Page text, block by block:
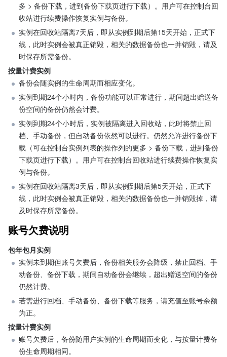
多 > 备份下载，进到备份下载页进行下载）。用户可在控制台回
收站进行续费操作恢复实例与备份。
实例在回收站隔离7天后，即从实例到期后第15天开始，正式下
线，此时实例会被真正销毁，相关的数据备份也一并销毁，请及
时保存所需备份。
按量计费实例
备份会随实例的生命周期而相应变化。
实例到期24个小时内，备份功能可以正常进行，期间超出赠送备
份空间的备份仍然会计费。
实例到期24个小时后，实例被隔离进入回收站，此时将禁止回
档、手动备份，但自动备份依然可以进行。仍然允许进行备份下
载（可在控制台实例列表的操作列的更多 > 备份下载，进到备份
下载页进行下载）。用户可在控制台回收站进行续费操作恢复实
例与备份。
实例在回收站隔离3天后，即从实例到期后第5天开始，正式下
线，此时实例会被真正销毁，相关的数据备份也一并销毁掉，请
及时保存所需备份。
账号欠费说明
包年包月实例
实例未到期但账号欠费后，备份相关服务会降级，禁止回档、手
动备份、备份下载，期间自动备份会继续，超出赠送空间的备份
仍然计费。
若需进行回档、手动备份、备份下载等服务，请充值至账号余额
为正。
按量计费实例
账号欠费后，备份随用户实例的生命周期而变化，与按量计费备
份生命周期相同。